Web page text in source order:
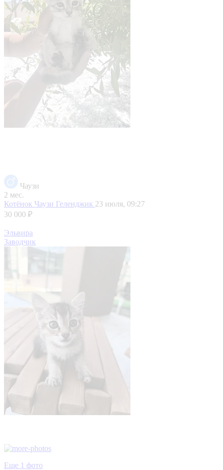
Чаузи
2 мес.
Котёнок Чаузи Геленджик 23 июля, 09:27
30 000 ₽
Эльвира
Заводчик
Еще 1 фото